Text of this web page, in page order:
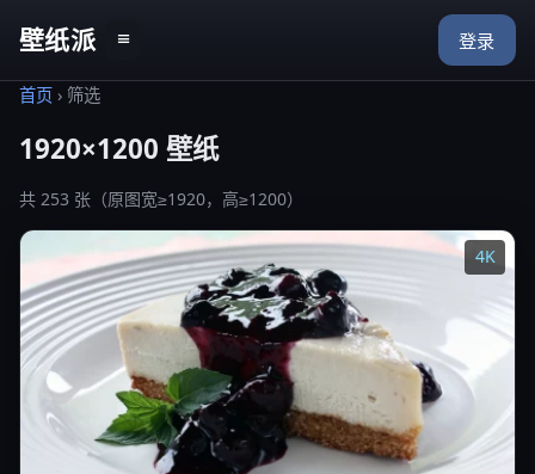
壁纸派 ≡ 登录
首页 › 筛选
1920×1200 壁纸
共 253 张（原图宽≥1920，高≥1200）
4K